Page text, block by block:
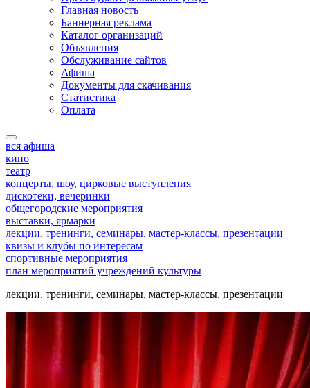
Главная новость
Баннерная реклама
Каталог организаций
Объявления
Обслуживание сайтов
Афиша
Документы для скачивания
Статистика
Оплата
вся афиша
кино
театр
концерты, шоу, цирковые выступления
дискотеки, вечеринки
общегородские мероприятия
выставки, ярмарки
лекции, тренинги, семинары, мастер-классы, презентации
квизы и клубы по интересам
спортивные мероприятия
план мероприятий учреждений культуры
лекции, тренинги, семинары, мастер-классы, презентации